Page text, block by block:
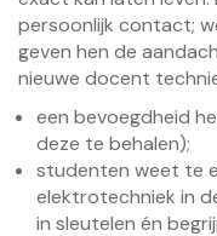
persoonlijk contact;
geven hen de
nieuwe docent
een bevoegdheid
deze te behalen);
studenten weet te
elektrotechniek in
in sleutelen én